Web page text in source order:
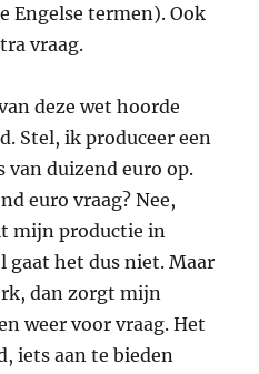
Engelse termen). Ook
vraag.
deze wet hoorde
Stel, ik produceer een
van duizend euro op.
euro vraag? Nee,
mijn productie in
gaat het dus niet. Maar
dan zorgt mijn
weer voor vraag. Het
iets aan te bieden